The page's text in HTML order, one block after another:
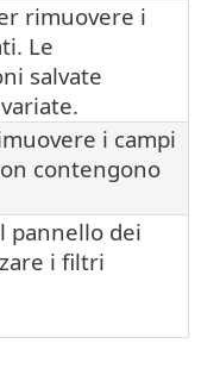
rimuovere i
Le
salvate
i campi
contengono
pannello dei
i filtri